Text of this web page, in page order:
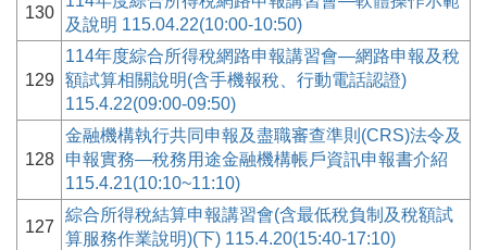
130
及說明 115.04.22(10:00-10:50)
129
114年度綜合所得稅網路申報講習會—網路申報及稅
額試算相關說明(含手機報稅、行動電話認證)
115.4.22(09:00-09:50)
128
金融機構執行共同申報及盡職審查準則(CRS)法令及
申報實務—稅務用途金融機構帳戶資訊申報書介紹
115.4.21(10:10~11:10)
127
綜合所得稅結算申報講習會(含最低稅負制及稅額試
算服務作業說明)(下) 115.4.20(15:40-17:10)